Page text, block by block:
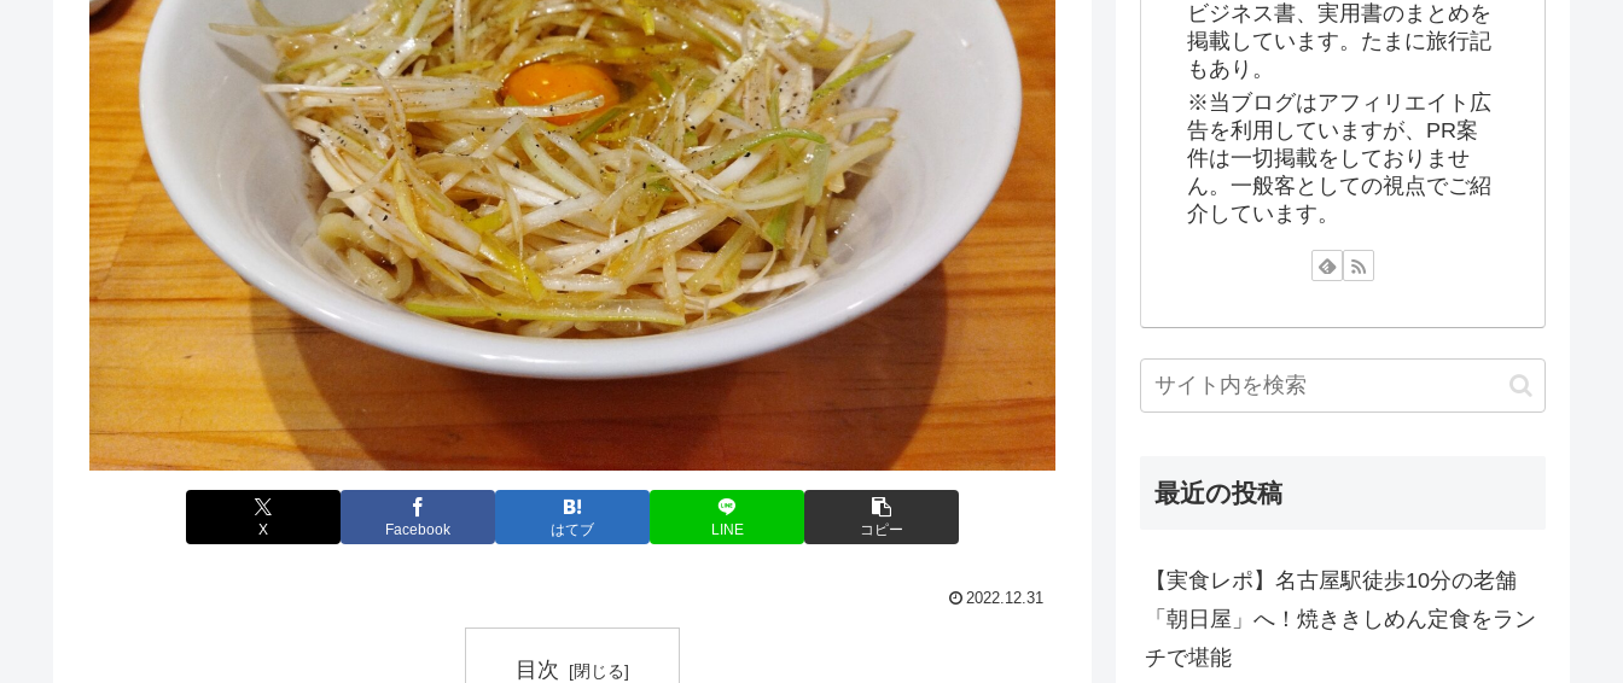
X Facebook はてブ LINE コピー
2022.12.31
目次
ビジネス書、実用書のまとめを
掲載しています。たまに旅行記
もあり。
※当ブログはアフィリエイト広
告を利用していますが、PR案
件は一切掲載をしておりませ
ん。一般客としての視点でご紹
介しています。
最近の投稿
【実食レポ】名古屋駅徒歩10分の老舗
「朝日屋」へ！焼ききしめん定食をラン
チで堪能